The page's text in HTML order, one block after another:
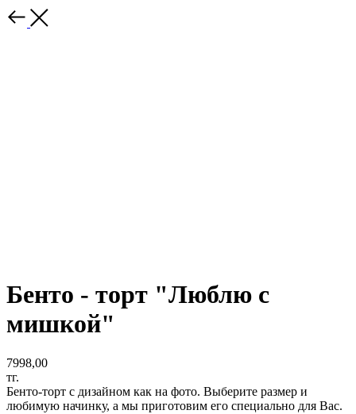
Бенто - торт "Люблю с
мишкой"
7998,00
тг.
Бенто-торт с дизайном как на фото. Выберите размер и
любимую начинку, а мы приготовим его специально для Вас.